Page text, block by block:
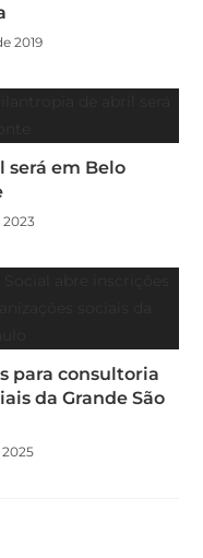
2019
será em Belo
para consultoria
da Grande São